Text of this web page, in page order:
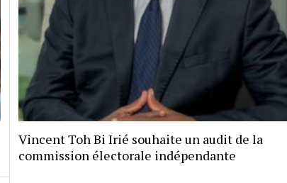
Vincent Toh Bi Irié souhaite un audit de la
commission électorale indépendante